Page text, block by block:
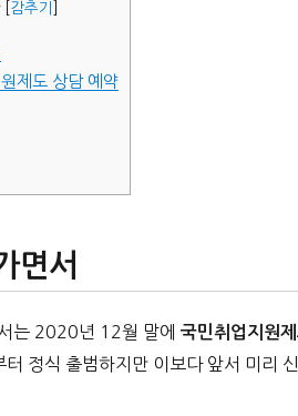
감추기
제도 상담 예약
면서
는 2020년 12월 말에 국민취업지원
정식 출범하지만 이보다 앞서 미리